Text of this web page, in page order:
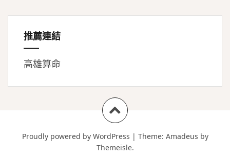
推薦連結
高雄算命
Proudly powered by WordPress | Theme: Amadeus by
Themeisle.